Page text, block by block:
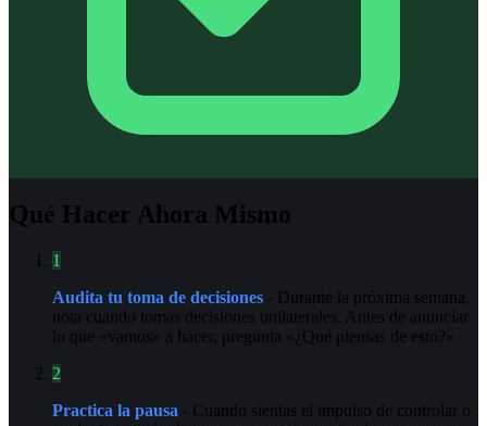
Qué Hacer Ahora Mismo
1
Audita tu toma de decisiones - Durante la próxima semana,
nota cuando tomas decisiones unilaterales. Antes de anunciar
lo que «vamos» a hacer, pregunta «¿Qué piensas de esto?»
2
Practica la pausa - Cuando sientas el impulso de controlar o